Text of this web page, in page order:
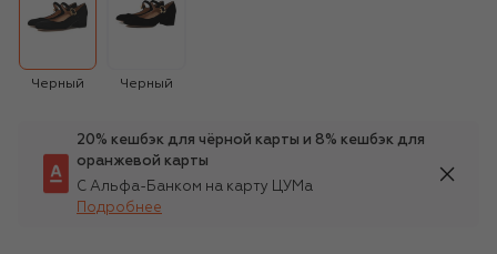
Черный Черный
20% кешбэк для чёрной карты и 8% кешбэк для
оранжевой карты
С Альфа-Банком на карту ЦУМа
Подробнее